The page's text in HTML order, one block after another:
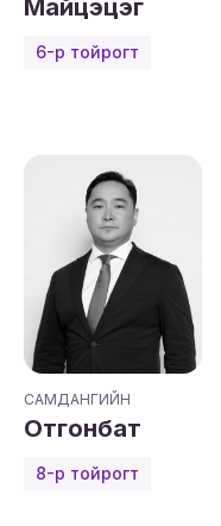
Майцэцэг
6-р тойрогт
САМДАНГИЙН
Отгонбат
8-р тойрогт